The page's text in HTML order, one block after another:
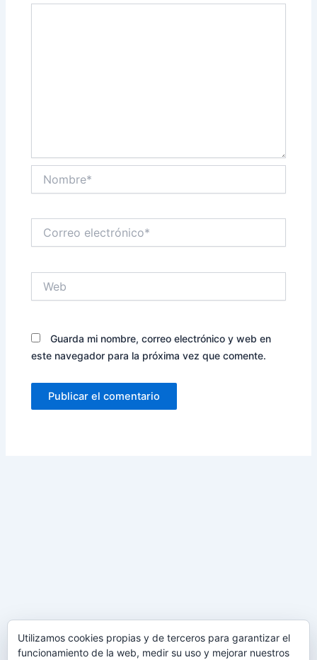
electrónico*
Guarda mi nombre, correo electrónico y web en
este navegador para la próxima vez que comente.
Utilizamos cookies propias y de terceros para garantizar el
funcionamiento de la web, medir su uso y mejorar nuestros